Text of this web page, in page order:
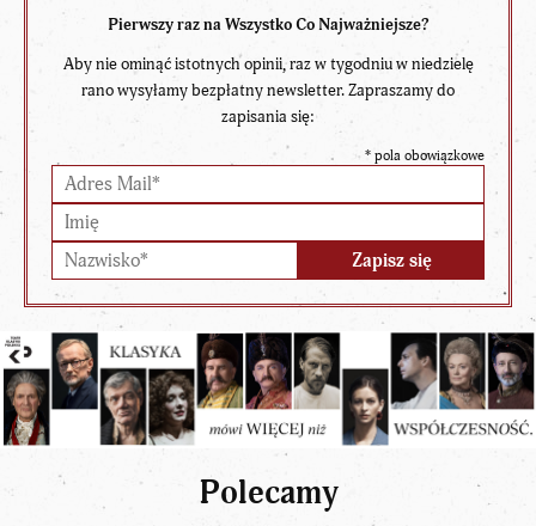
Pierwszy raz na Wszystko Co Najważniejsze?
Aby nie ominąć istotnych opinii, raz w tygodniu w niedzielę
rano wysyłamy bezpłatny newsletter. Zapraszamy do
zapisania się:
* pola obowiązkowe
Polecamy